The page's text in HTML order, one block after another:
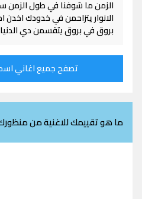
الزمن ما شوفنا في طول
الانوار يتزاحمن في خدودك
بروق في بروق يتقسمن دي
تصفح جميع اغاني اسماء
ما هو تقييمك للاغنية من